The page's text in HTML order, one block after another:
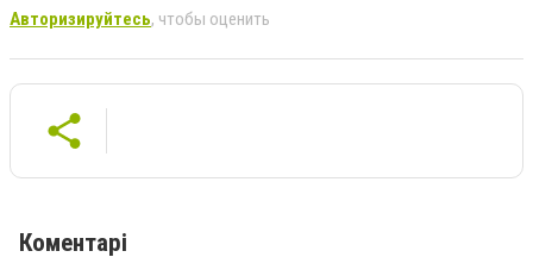
Авторизируйтесь, чтобы оценить
Коментарі